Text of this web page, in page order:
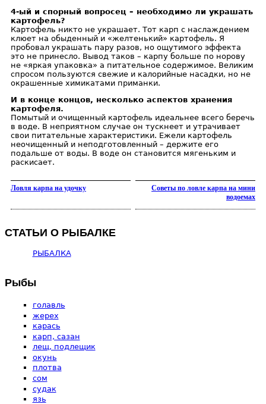
4-ый и спорный вопросец – необходимо ли украшать
картофель?
Картофель никто не украшает. Тот карп с наслаждением
клюет на обыденный и «желтенький» картофель. Я
пробовал украшать пару разов, но ощутимого эффекта
это не принесло. Вывод таков – карпу больше по норову
не «яркая упаковка» а питательное содержимое. Великим
спросом пользуются свежие и калорийные насадки, но не
окрашенные химикатами приманки.
И в конце концов, несколько аспектов хранения
картофеля.
Помытый и очищенный картофель идеальнее всего беречь
в воде. В неприятном случае он тускнеет и утрачивает
свои питательные характеристики. Ежели картофель
неочищенный и неподготовленный – держите его
подальше от воды. В воде он становится мягеньким и
раскисает.
Ловля карпа на удочку
Советы по ловле карпа на мини
водоемах
СТАТЬИ О РЫБАЛКЕ
РЫБАЛКА
Рыбы
голавль
жерех
карась
карп, сазан
лещ, подлещик
окунь
плотва
сом
судак
язь